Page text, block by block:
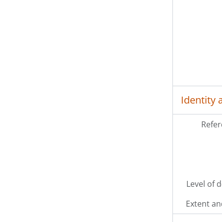
Identity
Level of
Extent